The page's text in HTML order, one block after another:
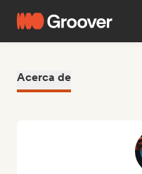
Acerca de